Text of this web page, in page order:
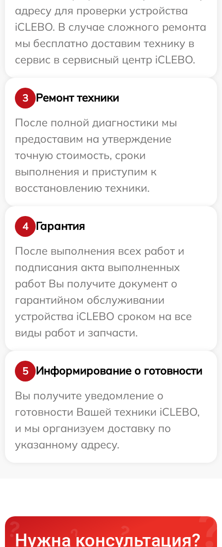
адресу для проверки устройства
iCLEBO. В случае сложного ремонта
мы бесплатно доставим технику в
сервис в сервисный центр iCLEBO.
3
Ремонт техники
После полной диагностики мы
предоставим на утверждение
точную стоимость, сроки
выполнения и приступим к
восстановлению техники.
4
Гарантия
После выполнения всех работ и
подписания акта выполненных
работ Вы получите документ о
гарантийном обслуживании
устройства iCLEBO сроком на все
виды работ и запчасти.
5
Информирование о готовности
Вы получите уведомление о
готовности Вашей техники iCLEBO,
и мы организуем доставку по
указанному адресу.
Нужна консультация?